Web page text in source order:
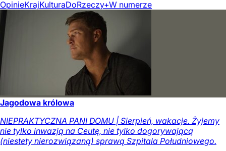
OpinieKrajKulturaDoRzeczy+W numerze
Jagodowa królowa
NIEPRAKTYCZNA PANI DOMU | Sierpień, wakacje. Żyjemy
nie tylko inwazją na Ceutę, nie tylko dogorywającą
(niestety nierozwiązaną) sprawą Szpitala Południowego.